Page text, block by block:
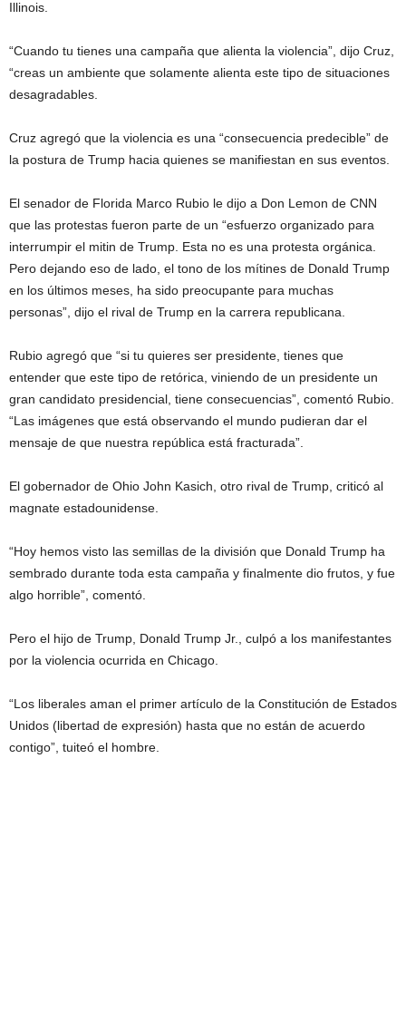
Illinois.
“Cuando tu tienes una campaña que alienta la violencia”, dijo Cruz,
“creas un ambiente que solamente alienta este tipo de situaciones
desagradables.
Cruz agregó que la violencia es una “consecuencia predecible” de
la postura de Trump hacia quienes se manifiestan en sus eventos.
El senador de Florida Marco Rubio le dijo a Don Lemon de CNN
que las protestas fueron parte de un “esfuerzo organizado para
interrumpir el mitin de Trump. Esta no es una protesta orgánica.
Pero dejando eso de lado, el tono de los mítines de Donald Trump
en los últimos meses, ha sido preocupante para muchas
personas”, dijo el rival de Trump en la carrera republicana.
Rubio agregó que “si tu quieres ser presidente, tienes que
entender que este tipo de retórica, viniendo de un presidente un
gran candidato presidencial, tiene consecuencias”, comentó Rubio.
“Las imágenes que está observando el mundo pudieran dar el
mensaje de que nuestra república está fracturada”.
El gobernador de Ohio John Kasich, otro rival de Trump, criticó al
magnate estadounidense.
“Hoy hemos visto las semillas de la división que Donald Trump ha
sembrado durante toda esta campaña y finalmente dio frutos, y fue
algo horrible”, comentó.
Pero el hijo de Trump, Donald Trump Jr., culpó a los manifestantes
por la violencia ocurrida en Chicago.
“Los liberales aman el primer artículo de la Constitución de Estados
Unidos (libertad de expresión) hasta que no están de acuerdo
contigo”, tuiteó el hombre.